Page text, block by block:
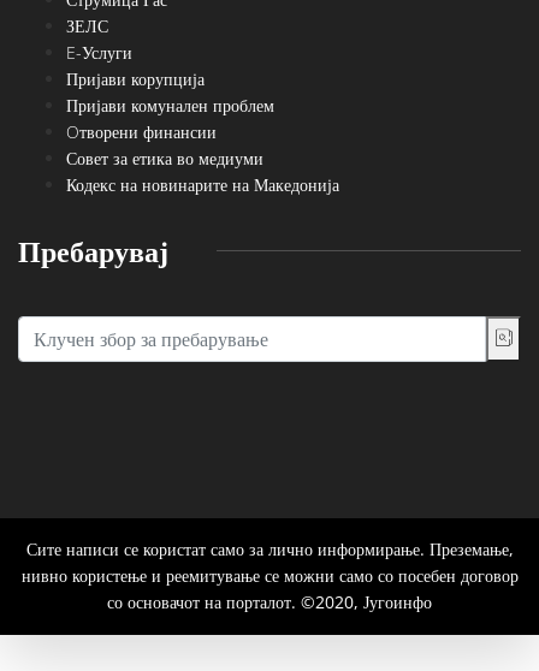
ЗЕЛС
E-Услуги
Пријави корупција
Пријави комунален проблем
Oтворени финансии
Совет за етика во медиуми
Кодекс на новинарите на Македонија
Пребарувај
Сите написи се користат само за лично информирање. Преземање,
нивно користење и реемитување се можни само со посебен договор
со основачот на порталот. ©2020, Југоинфо